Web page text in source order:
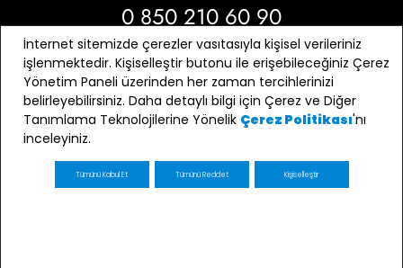
0 850 210 60 90
Bizi Takip Edin
İnternet sitemizde çerezler vasıtasıyla kişisel verileriniz
işlenmektedir. Kişiselleştir butonu ile erişebileceğiniz Çerez
Yönetim Paneli üzerinden her zaman tercihlerinizi
belirleyebilirsiniz. Daha detaylı bilgi için Çerez ve Diğer
Tanımlama Teknolojilerine Yönelik Çerez Politikası'nı
inceleyiniz.
Tümünü Kabul Et Tümünü Reddet Kişiselleştir